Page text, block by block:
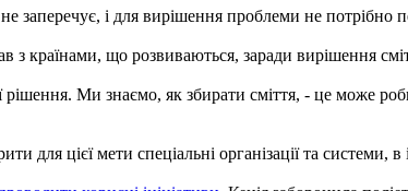
заперечує, і для вирішення проблеми не потрібно
з країнами, що розвиваються, заради вирішення
рішення. Ми знаємо, як збирати сміття, - це може
для цієї мети спеціальні організації та системи,